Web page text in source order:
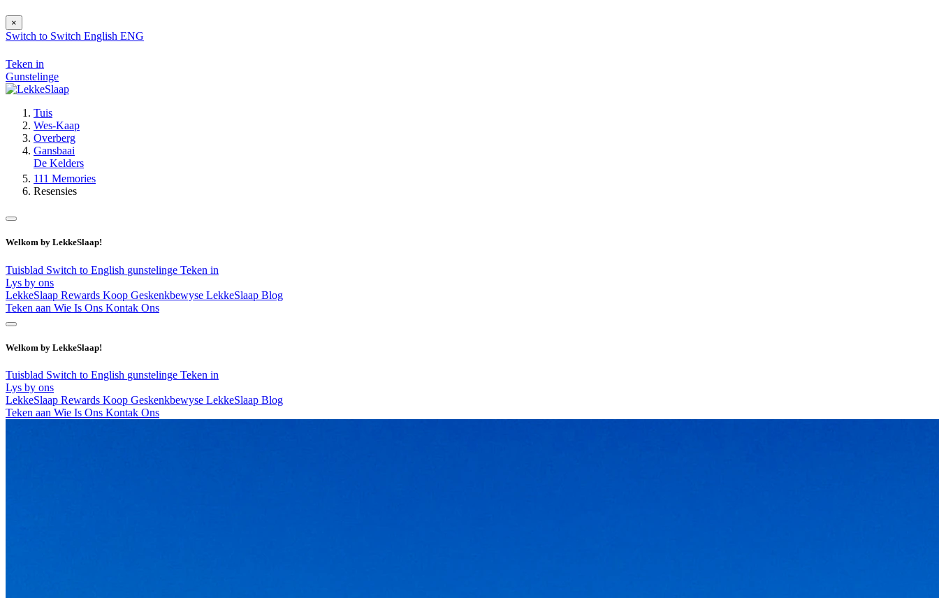
×
Switch to Switch English ENG
Teken in
Gunstelinge
Tuis
Wes-Kaap
Overberg
Gansbaai
De Kelders
111 Memories
Resensies
Welkom by LekkeSlaap!
Tuisblad Switch to English gunstelinge Teken in
Lys by ons
LekkeSlaap Rewards Koop Geskenkbewyse LekkeSlaap Blog
Teken aan Wie Is Ons Kontak Ons
Welkom by LekkeSlaap!
Tuisblad Switch to English gunstelinge Teken in
Lys by ons
LekkeSlaap Rewards Koop Geskenkbewyse LekkeSlaap Blog
Teken aan Wie Is Ons Kontak Ons